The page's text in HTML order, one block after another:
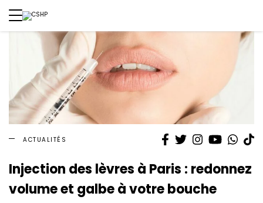
ACTUALITÉS Facebook
TwitterInstagram
YouTube
Injection des lèvres à Paris : redonnez
volume et galbe à votre bouche